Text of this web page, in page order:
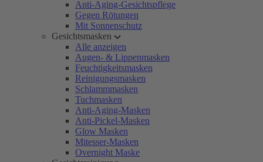
Anti-Aging-Gesichtspflege
Gegen Rötungen
Mit Sonnenschutz
Gesichtsmasken
Alle anzeigen
Augen- & Lippenmasken
Feuchtigkeitsmasken
Reinigungsmasken
Schlammmasken
Tuchmasken
Anti-Aging-Masken
Anti-Pickel-Masken
Glow Masken
Mitesser-Masken
Overnight Maske